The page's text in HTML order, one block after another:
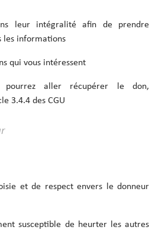
leur intégralité afin de prendre
les informations
qui vous intéressent
aller récupérer le don,
3.4.4 des CGU
et de respect envers le donneur
susceptible de heurter les autres